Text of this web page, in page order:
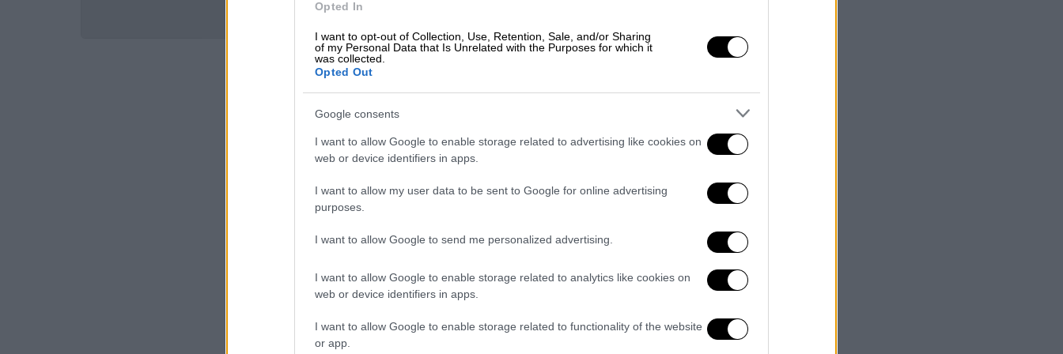
Opted In
I want to opt-out of Collection, Use, Retention, Sale, and/or Sharing
of my Personal Data that Is Unrelated with the Purposes for which it
was collected.
Opted Out
Google consents
I want to allow Google to enable storage related to advertising like cookies on
web or device identifiers in apps.
I want to allow my user data to be sent to Google for online advertising
purposes.
I want to allow Google to send me personalized advertising.
I want to allow Google to enable storage related to analytics like cookies on
web or device identifiers in apps.
I want to allow Google to enable storage related to functionality of the website
or app.